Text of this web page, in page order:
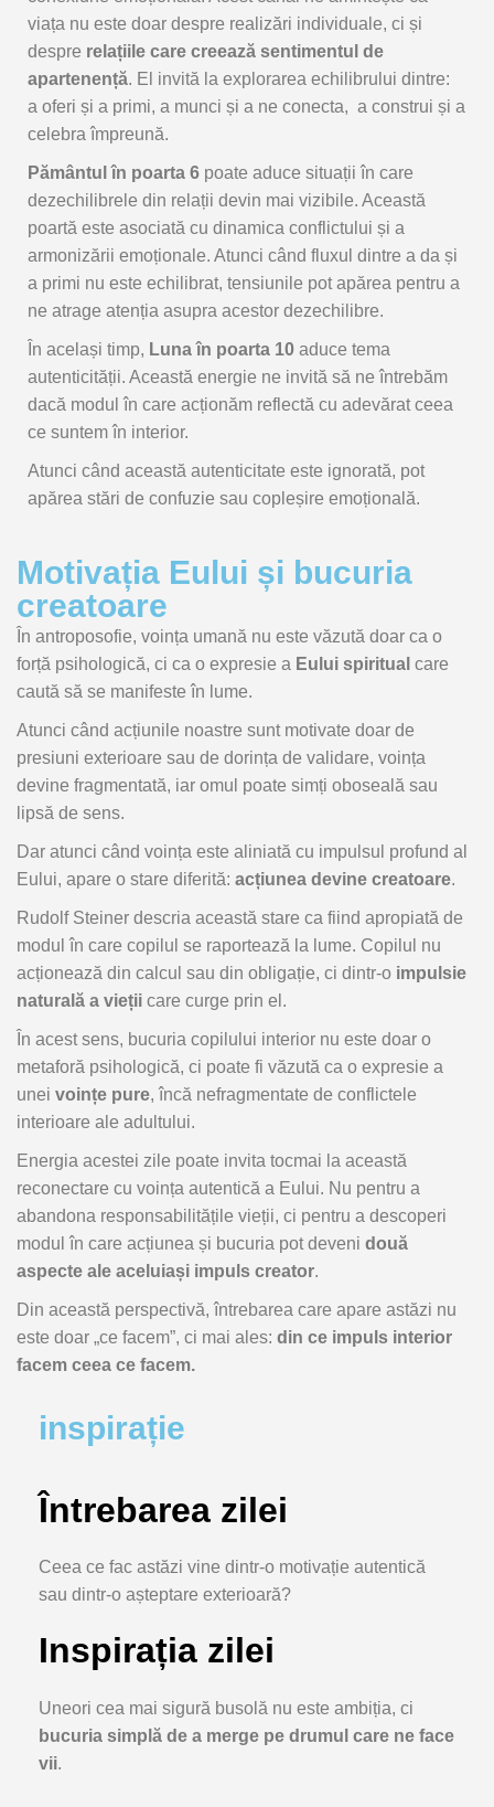
viața nu este doar despre realizări individuale, ci și
despre relațiile care creează sentimentul de
apartenență. El invită la explorarea echilibrului dintre:
a oferi și a primi, a munci și a ne conecta, a construi și a
celebra împreună.
Pământulîn poarta 6 poate aduce situații în care
dezechilibrele din relații devin mai vizibile. Această
poartă este asociată cu dinamica conflictului și a
armonizării emoționale. Atunci când fluxul dintre a da și
a primi nu este echilibrat, tensiunile pot apărea pentru a
ne atrage atenția asupra acestor dezechilibre.
În același timp, Lunaîn poarta 10 aduce tema
autenticității. Această energie ne invită să ne întrebăm
dacă modul în care acționăm reflectă cu adevărat ceea
ce suntem în interior.
Atunci când această autenticitate este ignorată, pot
apărea stări de confuzie sau copleșire emoțională.
Motivația Eului și bucuria
creatoare
În antroposofie, voința umană nu este văzută doar ca o
forță psihologică, ci ca o expresie a Eului spiritual care
caută să se manifeste în lume.
Atunci când acțiunile noastre sunt motivate doar de
presiuni exterioare sau de dorința de validare, voința
devine fragmentată, iar omul poate simți oboseală sau
lipsă de sens.
Dar atunci când voința este aliniată cu impulsul profund al
Eului, apare o stare diferită: acțiunea devine creatoare.
Rudolf Steiner descria această stare ca fiind apropiată de
modul în care copilul se raportează la lume. Copilul nu
acționează din calcul sau din obligație, ci dintr-o impulsie
naturală a vieții care curge prin el.
În acest sens, bucuria copilului interior nu este doar o
metaforă psihologică, ci poate fi văzută ca o expresie a
unei voințe pure, încă nefragmentate de conflictele
interioare ale adultului.
Energia acestei zile poate invita tocmai la această
reconectare cu voința autentică a Eului. Nu pentru a
abandona responsabilitățile vieții, ci pentru a descoperi
modul în care acțiunea și bucuria pot deveni două
aspecte ale aceluiași impuls creator.
Din această perspectivă, întrebarea care apare astăzi nu
este doar „ce facem”, ci mai ales: din ce impuls interior
facem ceea ce facem.
inspirație
Întrebarea zilei
Ceea ce fac astăzi vine dintr-o motivație autentică
sau dintr-o așteptare exterioară?
Inspirația zilei
Uneori cea mai sigură busolă nu este ambiția, ci
bucuria simplă de a merge pe drumul care ne face
vii.